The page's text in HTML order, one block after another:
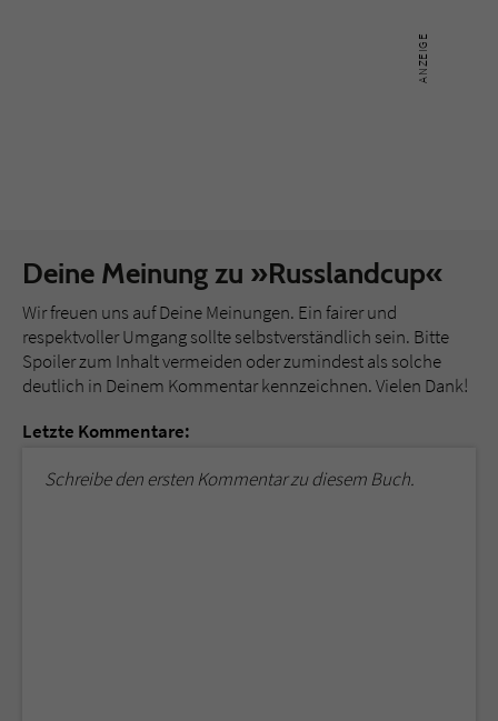
Deine Meinung zu »Russlandcup«
Wir freuen uns auf Deine Meinungen. Ein fairer und
respektvoller Umgang sollte selbstverständlich sein. Bitte
Spoiler zum Inhalt vermeiden oder zumindest als solche
deutlich in Deinem Kommentar kennzeichnen. Vielen Dank!
Letzte Kommentare:
Schreibe den ersten Kommentar zu diesem Buch.